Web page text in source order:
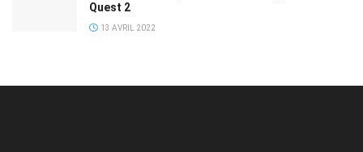
Quest 2
13 AVRIL 2022